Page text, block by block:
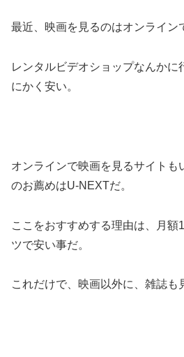
最近、映画を見るのはオンライン
レンタルビデオショップなんかに
にかく安い。
オンラインで映画を見るサイトも
のお薦めはU-NEXTだ。
ここをおすすめする理由は、月額
ツで安い事だ。
これだけで、映画以外に、雑誌も